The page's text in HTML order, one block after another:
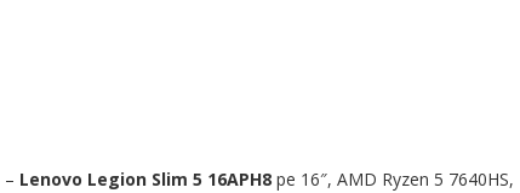
– Lenovo Legion Slim 5 16APH8pe 16″, AMD Ryzen 5 7640HS,